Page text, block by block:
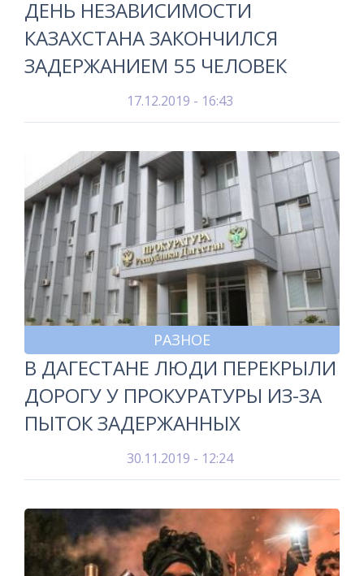
ДЕНЬ НЕЗАВИСИМОСТИ
КАЗАХСТАНА ЗАКОНЧИЛСЯ
ЗАДЕРЖАНИЕМ 55 ЧЕЛОВЕК
17.12.2019 - 16:43
РАЗНОЕ
В ДАГЕСТАНЕ ЛЮДИ ПЕРЕКРЫЛИ
ДОРОГУ У ПРОКУРАТУРЫ ИЗ-ЗА
ПЫТОК ЗАДЕРЖАННЫХ
30.11.2019 - 12:24